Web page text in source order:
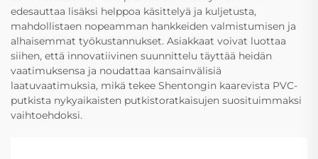
edesauttaa lisäksi helppoa käsittelyä ja kuljetusta,
mahdollistaen nopeamman hankkeiden valmistumisen ja
alhaisemmat työkustannukset. Asiakkaat voivat luottaa
siihen, että innovatiivinen suunnittelu täyttää heidän
vaatimuksensa ja noudattaa kansainvälisiä
laatuvaatimuksia, mikä tekee Shentongin kaarevista PVC-
putkista nykyaikaisten putkistoratkaisujen suosituimmaksi
vaihtoehdoksi.